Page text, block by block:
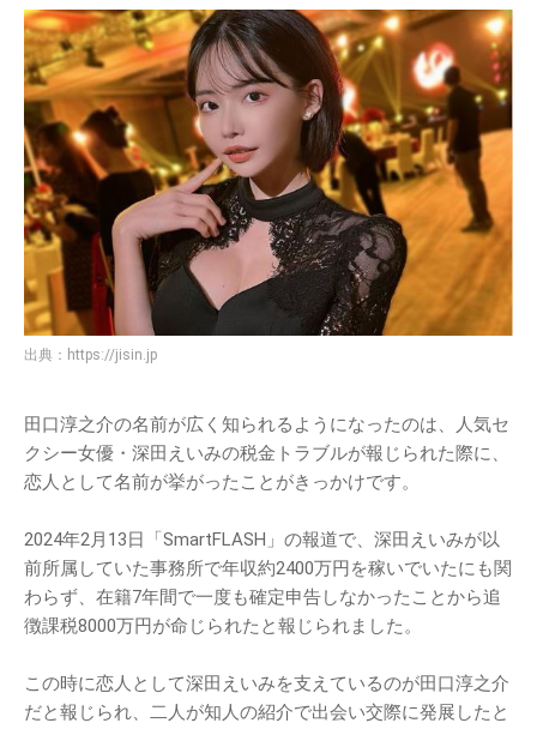
出典： https://jisin.jp
田口淳之介の名前が広く知られるようになったのは、人気セ
クシー女優・深田えいみの税金トラブルが報じられた際に、
恋人として名前が挙がったことがきっかけです。
2024年2月13日「SmartFLASH」の報道で、深田えいみが以
前所属していた事務所で年収約2400万円を稼いでいたにも関
わらず、在籍7年間で一度も確定申告しなかったことから追
徴課税8000万円が命じられたと報じられました。
この時に恋人として深田えいみを支えているのが田口淳之介
だと報じられ、二人が知人の紹介で出会い交際に発展したと